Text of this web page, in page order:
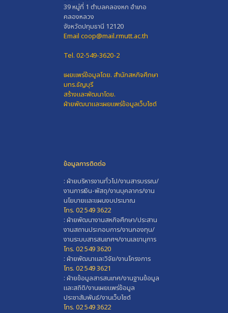
39 หมู่ที่ 1 ตำบลคลองหก อำเภอ
คลองหลวง
จังหวัดปทุมธานี 12120
Email coop@mail.rmutt.ac.th
Tel. 02-549-3620-2
เผยแพร่ข้อมูลโดย. สำนักสหกิจศึกษา
มทร.ธัญบุรี
สร้างและพัฒนาโดย.
ฝ่ายพัฒนาและเผยแพร่ข้อมูลเว็บไซต์
ข้อมูลการติดต่อ
: ฝ่ายบริหารงานทั่วไป/งานสารบรรณ/
งานการเงิน-พัสดุ/งานบุคลากร/งาน
นโยบายและแผนงบประมาณ
โทร. 02 549 3622
: ฝ่ายพัฒนางานสหกิจศึกษา/ประสาน
งานสถานประกอบการ/งานกองทุน/
งานระบบสารสนเทศฯ/งานเลขานุการ
โทร. 02 549 3620
: ฝ่ายพัฒนาและวิจัย/งานโครงการ
โทร. 02 549 3621
: ฝ่ายข้อมูลสารสนเทศ/งานฐานข้อมูล
และสถิติ/งานเผยแพร่ข้อมูล
ประชาสัมพันธ์/งานเว็บไซต์
โทร. 02 549 3622